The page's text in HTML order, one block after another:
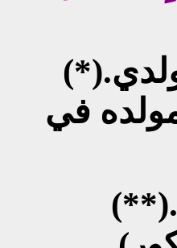
(*).هذه القصيدة مهداة إلى ولدي
في
(**).هما حفيديَّ العزيزين؛